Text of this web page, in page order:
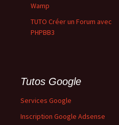
Wamp
TUTO Créer un Forum avec
PHPBB3
Tutos Google
Services Google
Inscription Google Adsense